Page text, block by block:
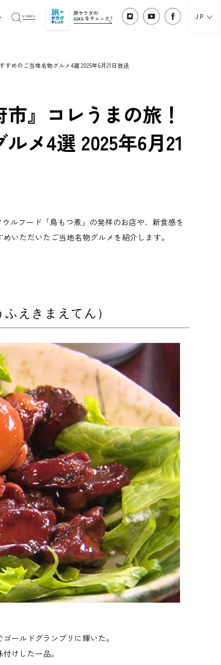
旅サラダの
SNS をチェック！ JP
めのご当地名物グルメ4選 2025年6月21日放送
』コレうまの旅！
メ4選 2025年6月21
ルフード「鳥もつ煮」の発祥のお店や、新食感を
いただいたご当地名物グルメを紹介します。
えきまえてん）
ールドグランプリに輝いた。
けした一品。